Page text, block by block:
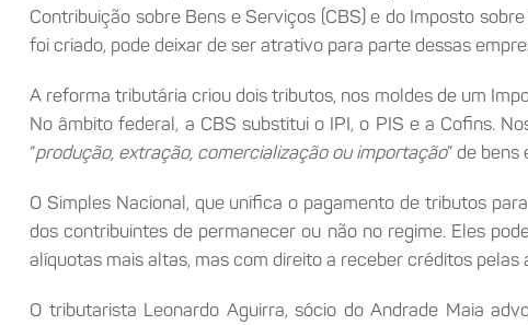
Contribuição sobre Bens e Serviços (CBS) e do Imposto
foi criado, pode deixar de ser atrativo para parte dessas
A reforma tributária criou dois tributos, nos moldes de um
No âmbito federal, a CBS substitui o IPI, o PIS e a Cofins.
“produção, extração, comercialização ou importação” de
O Simples Nacional, que unifica o pagamento de tributos
dos contribuintes de permanecer ou não no regime. Eles
alíquotas mais altas, mas com direito a receber créditos
O tributarista Leonardo Aguirra, sócio do Andrade Maia